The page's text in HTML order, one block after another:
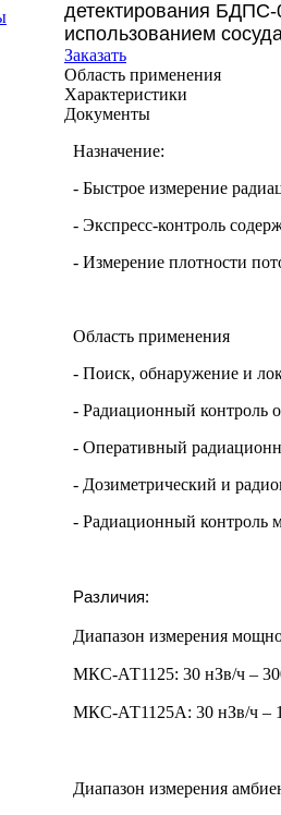
детектирования БДПС-
использованием
Заказать
Область применения
Характеристики
Документы
Назначение:
- Быстрое измерение
- Экспресс-контроль
- Измерение плотности
Область применения
- Поиск, обнаружение и
- Радиационный контроль
- Оперативный
- Дозиметрический и
- Радиационный контроль
Различия:
Диапазон измерения
МКС-АТ1125: 30 нЗв/ч –
МКС-АТ1125А: 30 нЗв/ч –
Диапазон измерения